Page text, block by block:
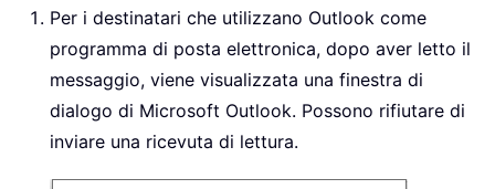
Per i destinatari che utilizzano Outlook come
programma di posta elettronica, dopo aver letto il
messaggio, viene visualizzata una finestra di
dialogo di Microsoft Outlook. Possono rifiutare di
inviare una ricevuta di lettura.